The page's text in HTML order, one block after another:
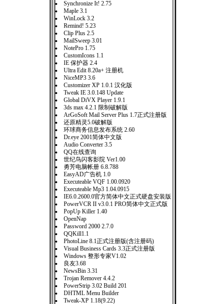
Synchronize It! 2.75
Maple 3.1
WinLock 3.2
Remind! 5.23
Clip Plus 2.5
MailSweep 3.01
NotePro 1.75
CustomIcons 1.1
IE 保护器 2.4
Ultra Edit 8.20a+ 注册机
NiceMP3 3.6
Customizer XP 1.0.1 汉化版
Tweak IE 3.0.148 Update
Global DiVX Player 1.9.1
3ds max 4.2.1 限制破解版
ArGoSoft Mail Server Plus 1.7正式注册版
还原精灵5.0破解版
环球商务信息发布系统 2.60
Dr.eye 2001简体中文版
Audio Converter 3.5
QQ在线查询
世纪鸟闪客影院 Ver1.00
勇芳电脑帐册 6.8.788
EasyAD广告机 1.0
Executeable VQF 1.00.0920
Executeable Mp3 1.04.0915
IE6.0.2600.0官方简体中文正式硬盘安装版
PowerVCR II v3.0.1 PRO简体中文正式版
PopUp Killer 1.40
OpenNap
Password 2000 2.7.0
QQKill1.1
PhotoLine 8.1正式注册版(含注册码)
Visual Business Cards 3.3正式注册版
Windows 整形专家V1.02
良友3.68
NewsBin 3.31
Trojan Remover 4.4.2
PowerStrip 3.02 Build 201
DHTML Menu Builder
Tweak-XP 1.18(9.22)